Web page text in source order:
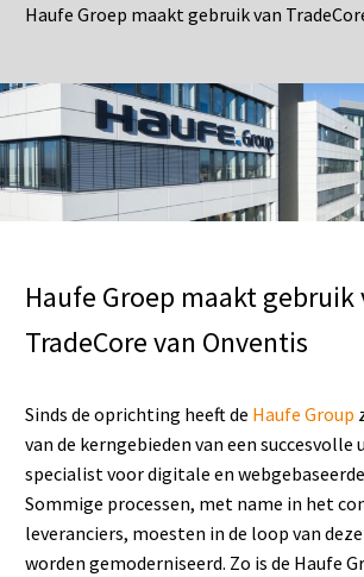
Haufe Groep maakt gebruik van
Haufe Groep maakt gebruik
TradeCore van Onventis
Sinds de oprichting heeft de Haufe Group
van de kerngebieden van een
specialist voor digitale en
Sommige processen, met name in het
leveranciers, moesten in de loop van
worden gemoderniseerd. Zo is de Haufe